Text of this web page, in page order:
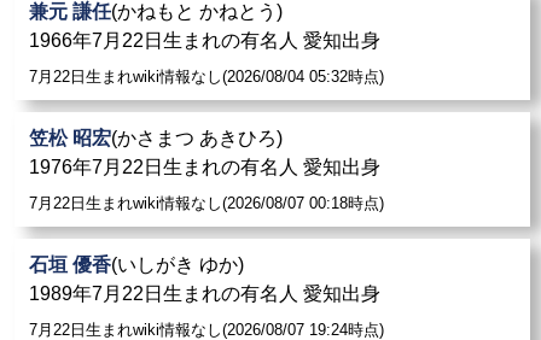
兼元 謙任(かねもと かねとう)
1966年7月22日生まれの有名人 愛知出身
7月22日生まれwiki情報なし(2026/08/04 05:32時点)
笠松 昭宏(かさまつ あきひろ)
1976年7月22日生まれの有名人 愛知出身
7月22日生まれwiki情報なし(2026/08/07 00:18時点)
石垣 優香(いしがき ゆか)
1989年7月22日生まれの有名人 愛知出身
7月22日生まれwiki情報なし(2026/08/07 19:24時点)